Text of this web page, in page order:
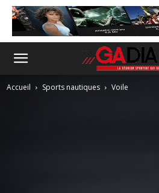
Accueil Sports nautiques Voile